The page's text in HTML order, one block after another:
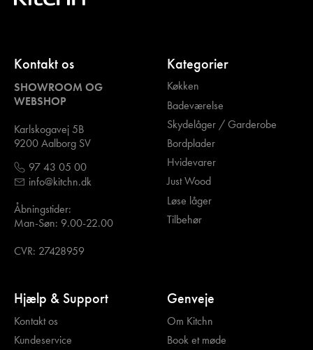
Kontakt os
SHOWROOM OG
WEBSHOP
Karlskogavej 5B
9200 Aalborg SV
97 43 05 00
info@kitchn.dk
Åbningstider:
Man-Søn: 9.00-22.00
CVR: 27428959
Kategorier
Køkken
Badeværelse
Skydelåger / Garderobe
Bordplader
Hvidevarer
Just Wood
Løse låger
Tilbehør
Hjælp & Support
Kontakt os
Kundeservice
Genveje
Om Kitchn
Book et møde